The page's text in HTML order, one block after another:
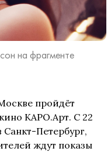
на фрагменте
пройдёт
КАРО.Арт. С 22
Санкт-Петербург,
ждут показы